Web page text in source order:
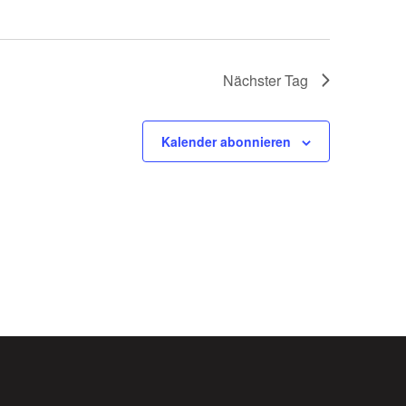
Nächster Tag
Kalender abonnieren